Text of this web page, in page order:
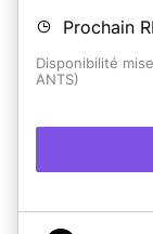
Prochain
Disponibilité
ANTS)